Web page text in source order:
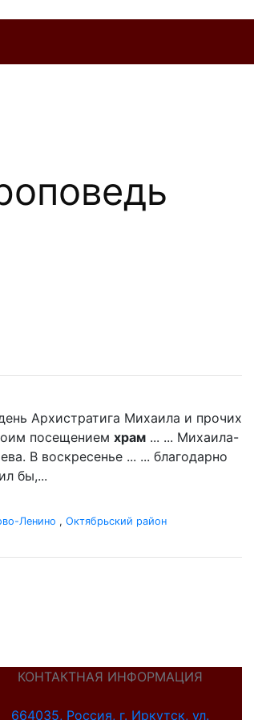
Архистратига Михаила и прочих
посещением храм ... ... Михаила-
В воскресенье ... ... благодарно
бы,...
Ленино , Октябрьский район
КОНТАКТНАЯ ИНФОРМАЦИЯ
664035, Россия, г. Иркутск, ул.